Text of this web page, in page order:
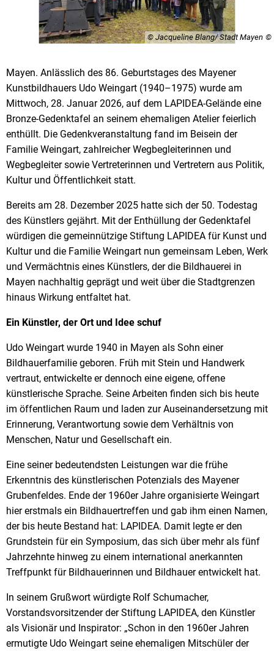
© Jacqueline Blang/ Stadt Mayen
Mayen. Anlässlich des 86. Geburtstages des Mayener
Kunstbildhauers Udo Weingart (1940–1975) wurde am
Mittwoch, 28. Januar 2026, auf dem LAPIDEA-Gelände eine
Bronze-Gedenktafel an seinem ehemaligen Atelier feierlich
enthüllt. Die Gedenkveranstaltung fand im Beisein der
Familie Weingart, zahlreicher Wegbegleiterinnen und
Wegbegleiter sowie Vertreterinnen und Vertretern aus Politik,
Kultur und Öffentlichkeit statt.
Bereits am 28. Dezember 2025 hatte sich der 50. Todestag
des Künstlers gejährt. Mit der Enthüllung der Gedenktafel
würdigen die gemeinnützige Stiftung LAPIDEA für Kunst und
Kultur und die Familie Weingart nun gemeinsam Leben, Werk
und Vermächtnis eines Künstlers, der die Bildhauerei in
Mayen nachhaltig geprägt und weit über die Stadtgrenzen
hinaus Wirkung entfaltet hat.
Ein Künstler, der Ort und Idee schuf
Udo Weingart wurde 1940 in Mayen als Sohn einer
Bildhauerfamilie geboren. Früh mit Stein und Handwerk
vertraut, entwickelte er dennoch eine eigene, offene
künstlerische Sprache. Seine Arbeiten finden sich bis heute
im öffentlichen Raum und laden zur Auseinandersetzung mit
Erinnerung, Verantwortung sowie dem Verhältnis von
Menschen, Natur und Gesellschaft ein.
Eine seiner bedeutendsten Leistungen war die frühe
Erkenntnis des künstlerischen Potenzials des Mayener
Grubenfeldes. Ende der 1960er Jahre organisierte Weingart
hier erstmals ein Bildhauertreffen und gab ihm einen Namen,
der bis heute Bestand hat: LAPIDEA. Damit legte er den
Grundstein für ein Symposium, das sich über mehr als fünf
Jahrzehnte hinweg zu einem international anerkannten
Treffpunkt für Bildhauerinnen und Bildhauer entwickelt hat.
In seinem Grußwort würdigte Rolf Schumacher,
Vorstandsvorsitzender der Stiftung LAPIDEA, den Künstler
als Visionär und Inspirator: „Schon in den 1960er Jahren
ermutigte Udo Weingart seine ehemaligen Mitschüler der